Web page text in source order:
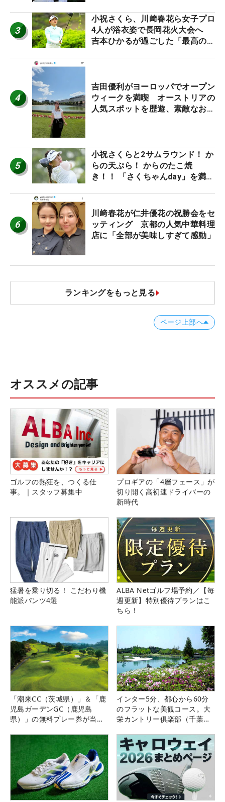
3
小祝さくら、川﨑春花ら女子プロ
4人が浴衣姿で長岡花火大会へ
吉本ひかるが過ごした「最高の夏
4
吉田優利がヨーロッパでオープン
ウィークを満喫 オーストリアの
人気スポットを歴遊、素敵なお土
5
小祝さくらと2サムラウンド！ か
らの天ぷら！ からのたこ焼
き！！ 「さくちゃんday」を満喫
6
川﨑春花が仁井優花の祝勝会をセ
ッティング 京都の人気中華料理
店に「全部が美味しすぎて感動」
ランキングをもっと見る
ページ上部へ
オススメの記事
ゴルフの熱狂を、つくる仕
事。｜スタッフ募集中
プロギアの「4層フェース」が
切り開く高初速ドライバーの
新時代
猛暑を乗り切る！ こだわり機
能派パンツ4選
ALBA Netゴルフ場予約／【毎
週更新】特別優待プランはこ
ちら！
「潮来CC（茨城県）」＆「鹿
児島ガーデンGC（鹿児島
県）」の無料プレー券が当た
インター5分、都心から60分
のフラットな美観コース。大
栄カントリー俱楽部（千葉